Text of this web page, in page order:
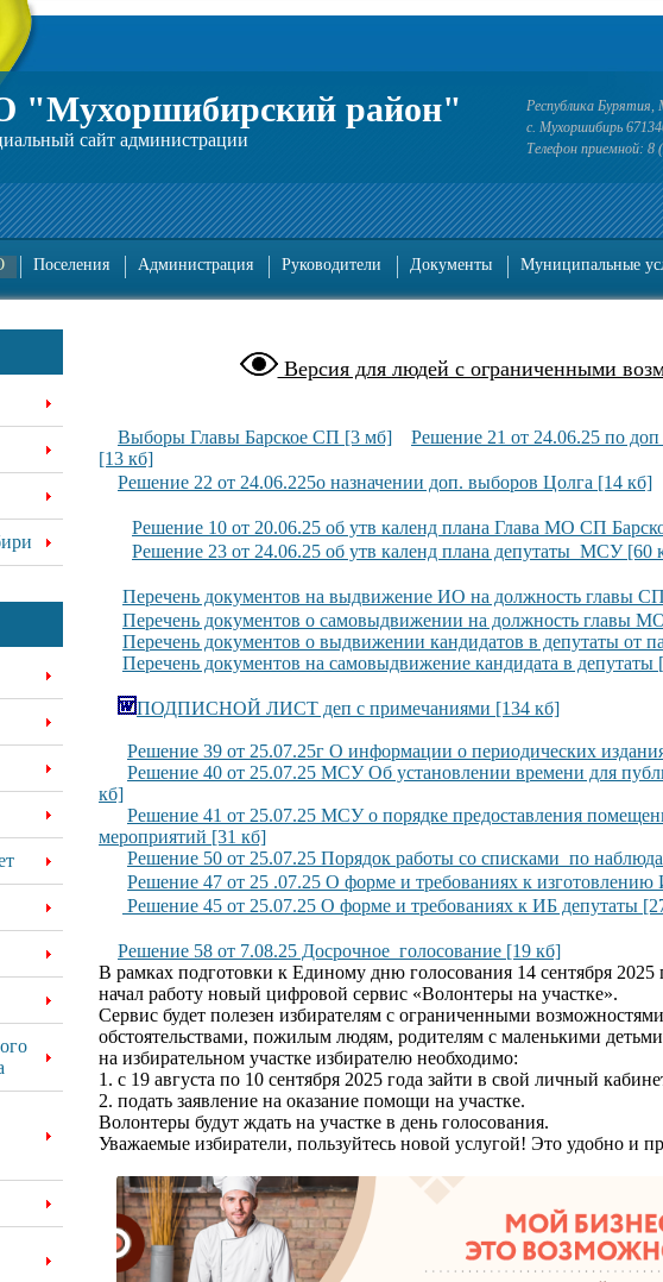
"Мухоршибирский район"
сайт администрации
Республика Бурятия,
с. Мухоршибирь
Телефон приемной: 8
Поселения Администрация Руководители Документы Муниципальные
Версия для людей с ограниченными
Выборы Главы Барское СП [3 мб]
Решение 21 от 24.06.25 по
[13 кб]
Решение 22 от 24.06.225о назначении доп. выборов Цолга [14 кб]
Решение 10 от 20.06.25 об утв календ плана Глава МО СП
Решение 23 от 24.06.25 об утв календ плана депутаты МСУ [60
Перечень документов на выдвижение ИО на должность главы
Перечень документов о самовыдвижении на должность главы
Перечень документов о выдвижении кандидатов в депутаты от
Перечень документов на самовыдвижение кандидата в депутаты
ПОДПИСНОЙ ЛИСТ деп с примечаниями [134 кб]
Решение 39 от 25.07.25г О информации о периодических
Решение 40 от 25.07.25 МСУ Об установлении времени для
кб]
Решение 41 от 25.07.25 МСУ о порядке предоставления
мероприятий [31 кб]
Решение 50 от 25.07.25 Порядок работы со списками по
Решение 47 от 25 .07.25 О форме и требованиях к
Решение 45 от 25.07.25 О форме и требованиях к ИБ депутаты
Решение 58 от 7.08.25 Досрочное голосование [19 кб]
В рамках подготовки к Единому дню голосования 14 сентября 2025
начал работу новый цифровой сервис «Волонтеры на участке».
Сервис будет полезен избирателям с ограниченными
обстоятельствами, пожилым людям, родителям с маленькими
на избирательном участке избирателю необходимо:
1. с 19 августа по 10 сентября 2025 года зайти в свой личный
2. подать заявление на оказание помощи на участке.
Волонтеры будут ждать на участке в день голосования.
Уважаемые избиратели, пользуйтесь новой услугой! Это удобно и